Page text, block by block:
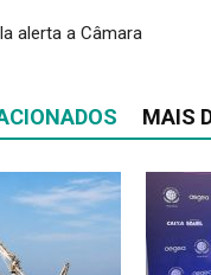
alerta a Câmara
MAIS